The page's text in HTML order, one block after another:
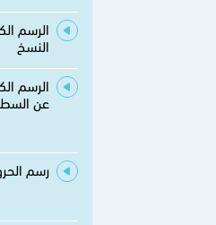
الرسم
النسخ
الرسم
عن السطر
رسم